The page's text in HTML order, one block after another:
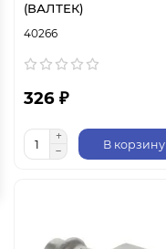
(ВАЛТЕК)
40266
326 ₽
В корзину